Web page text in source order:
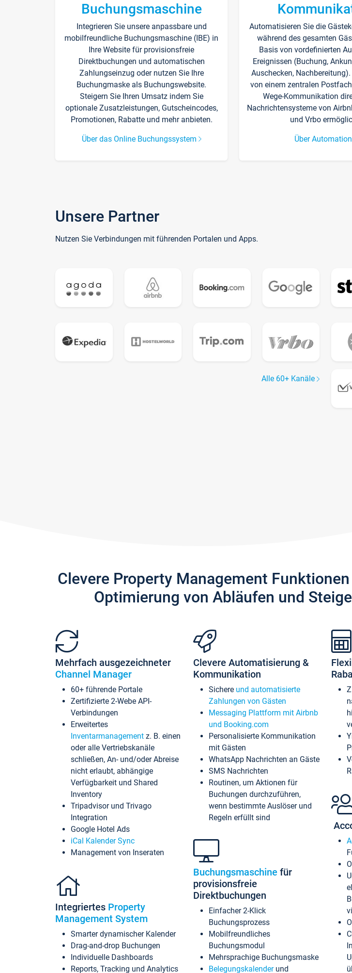
Buchungsmaschine
Integrieren Sie unsere anpassbare und
mobilfreundliche Buchungsmaschine (IBE) in
Ihre Website für provisionsfreie
Direktbuchungen und automatischen
Zahlungseinzug oder nutzen Sie Ihre
Buchungmaske als Buchungswebsite.
Steigern Sie Ihren Umsatz indem Sie
optionale Zusatzleistungen, Gutscheincodes,
Promotionen, Rabatte und mehr anbieten.
Über das Online Buchungssystem
Automatisieren Sie die
während des gesamten
Basis von vordefinierten
Ereignissen (Buchung,
Auschecken,
von einem zentralen
Wege-Kommunikation
Nachrichtensysteme von
und Vrbo
Über Automation
Unsere Partner
Nutzen Sie Verbindungen mit führenden Portalen und Apps.
Alle 60+ Kanäle
Clevere Property Management
Optimierung von Abläufen und
Mehrfach ausgezeichneter
Channel Manager
60+ führende Portale
Zertifizierte 2-Webe API-
Verbindungen
Erweitertes
Inventarmanagement z. B. einen
oder alle Vertriebskanäle
schließen, An- und/oder Abreise
nicht erlaubt, abhängige
Verfügbarkeit und Shared
Inventory
Tripadvisor und Trivago
Integration
Google Hotel Ads
iCal Kalender Sync
Management von Inseraten
Integriertes Property
Management System
Smarter dynamischer Kalender
Drag-and-drop Buchungen
Individuelle Dashboards
Reports, Tracking und Analytics
Clevere Automatisierung &
Kommunikation
Sichere und automatisierte
Zahlungen von Gästen
Messaging Plattform mit Airbnb
und Booking.com
Personalisierte Kommunikation
mit Gästen
WhatsApp Nachrichten an Gäste
SMS Nachrichten
Routinen, um Aktionen für
Buchungen durchzuführen,
wenn bestimmte Auslöser und
Regeln erfüllt sind
Buchungsmaschine für
provisionsfreie
Direktbuchungen
Einfacher 2-Klick
Buchungsprozess
Mobilfreundliches
Buchungsmodul
Mehrsprachige Buchungsmaske
Belegungskalenderund